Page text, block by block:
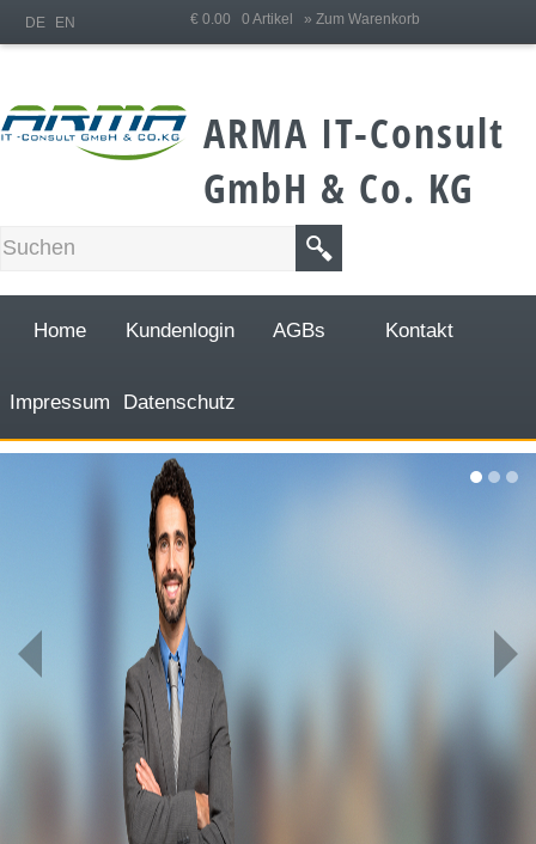
€ 0.00 0 Artikel » Zum Warenkorb
DE EN
ARMA IT-Consult
GmbH & Co. KG
Home Kundenlogin AGBs Kontakt
Impressum Datenschutz